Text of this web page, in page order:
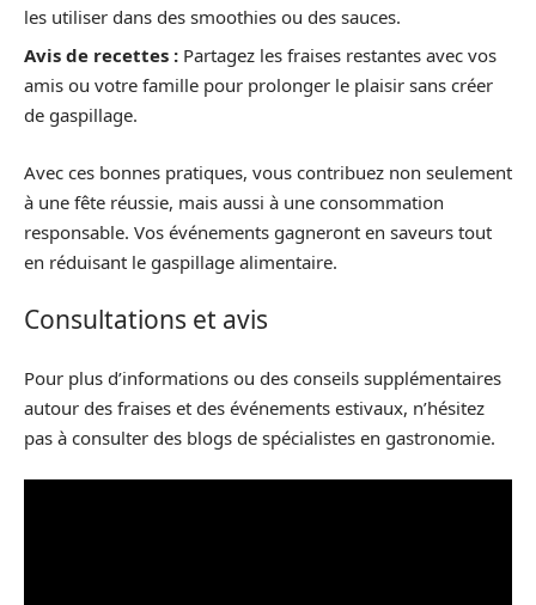
les utiliser dans des smoothies ou des sauces.
Avis de recettes : Partagez les fraises restantes avec vos
amis ou votre famille pour prolonger le plaisir sans créer
de gaspillage.
Avec ces bonnes pratiques, vous contribuez non seulement
à une fête réussie, mais aussi à une consommation
responsable. Vos événements gagneront en saveurs tout
en réduisant le gaspillage alimentaire.
Consultations et avis
Pour plus d’informations ou des conseils supplémentaires
autour des fraises et des événements estivaux, n’hésitez
pas à consulter des blogs de spécialistes en gastronomie.